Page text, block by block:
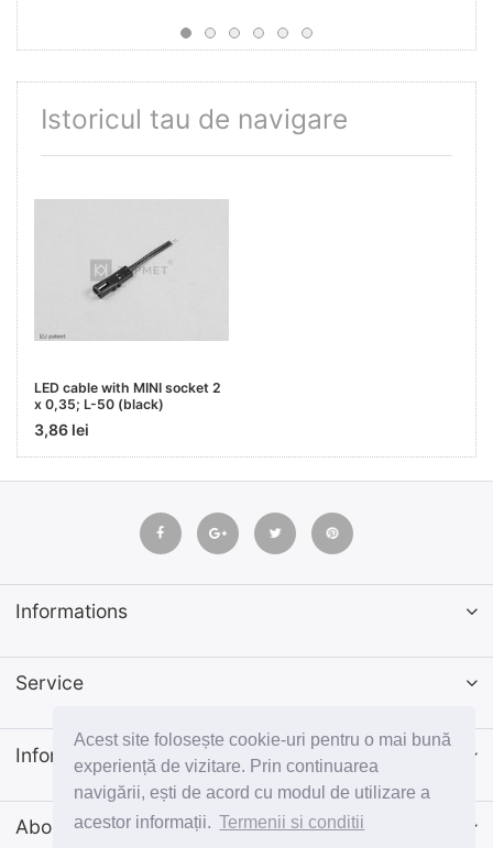
Acest site folosește cookie-uri pentru o mai bună
experiență de vizitare. Prin continuarea
navigării, ești de acord cu modul de utilizare a
acestor informații. Termenii si conditii
Istoricul tau de navigare
LED cable with MINI socket 2
x 0,35; L-50 (black)
3,86 lei
Informations
Service
Informatii
Abonează-te la newsletter